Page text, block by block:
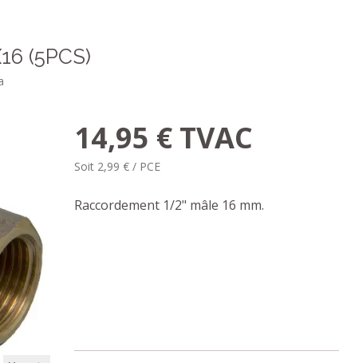
(5PCS)
14,95 € TVAC
Soit 2,99 € / PCE
Raccordement 1/2" mâle 16 mm.